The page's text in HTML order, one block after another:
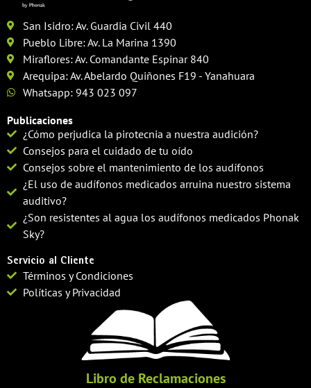
San Isidro: Av. Guardia Civil 440
Pueblo Libre: Av. La Marina 1390
Miraflores: Av. Comandante Espinar 840
Arequipa: Av. Abelardo Quiñones F19 - Yanahuara
Whatsapp: 943 023 097
Publicaciones
¿Cómo perjudica la pirotecnia a nuestra audición?
Consejos para el cuidado de tu oído
Consejos sobre el mantenimiento de los audífonos
¿El uso de audífonos medicados arruina nuestro sistema
auditivo?
¿Son resistentes al agua los audífonos medicados Phonak
Sky?
Servicio al Cliente
Términos y Condiciones
Políticas y Privacidad
Libro de Reclamaciones